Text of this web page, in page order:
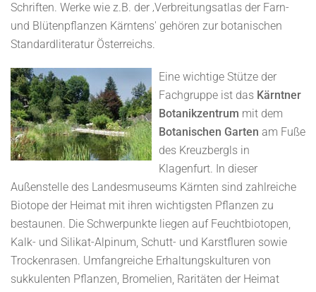
Schriften. Werke wie z.B. der ‚Verbreitungsatlas der Farn-
und Blütenpflanzen Kärntens' gehören zur botanischen
Standardliteratur Österreichs.
Eine wichtige Stütze der
Fachgruppe ist das Kärntner
Botanikzentrum mit dem
Botanischen Garten am Fuße
des Kreuzbergls in
Klagenfurt. In dieser
Außenstelle des Landesmuseums Kärnten sind zahlreiche
Biotope der Heimat mit ihren wichtigsten Pflanzen zu
bestaunen. Die Schwerpunkte liegen auf Feuchtbiotopen,
Kalk- und Silikat-Alpinum, Schutt- und Karstfluren sowie
Trockenrasen. Umfangreiche Erhaltungskulturen von
sukkulenten Pflanzen, Bromelien, Raritäten der Heimat